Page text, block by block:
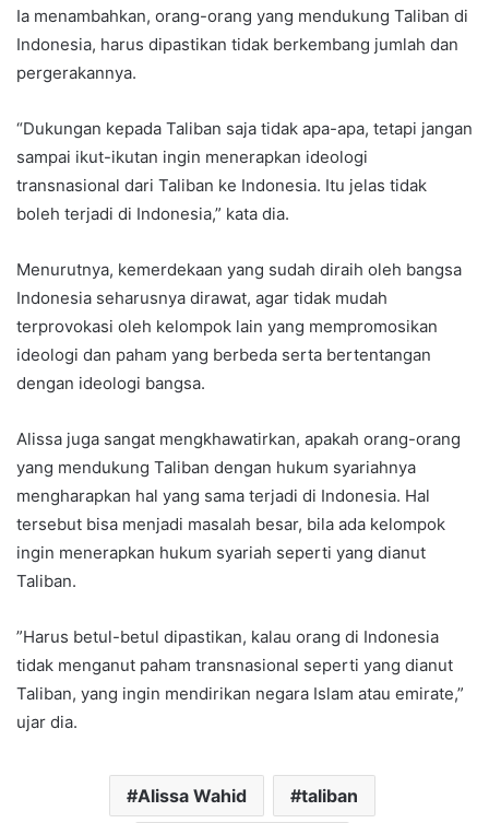
Ia menambahkan, orang-orang yang mendukung Taliban di
Indonesia, harus dipastikan tidak berkembang jumlah dan
pergerakannya.
“Dukungan kepada Taliban saja tidak apa-apa, tetapi jangan
sampai ikut-ikutan ingin menerapkan ideologi
transnasional dari Taliban ke Indonesia. Itu jelas tidak
boleh terjadi di Indonesia,” kata dia.
Menurutnya, kemerdekaan yang sudah diraih oleh bangsa
Indonesia seharusnya dirawat, agar tidak mudah
terprovokasi oleh kelompok lain yang mempromosikan
ideologi dan paham yang berbeda serta bertentangan
dengan ideologi bangsa.
Alissa juga sangat mengkhawatirkan, apakah orang-orang
yang mendukung Taliban dengan hukum syariahnya
mengharapkan hal yang sama terjadi di Indonesia. Hal
tersebut bisa menjadi masalah besar, bila ada kelompok
ingin menerapkan hukum syariah seperti yang dianut
Taliban.
”Harus betul-betul dipastikan, kalau orang di Indonesia
tidak menganut paham transnasional seperti yang dianut
Taliban, yang ingin mendirikan negara Islam atau emirate,”
ujar dia.
Alissa Wahid taliban